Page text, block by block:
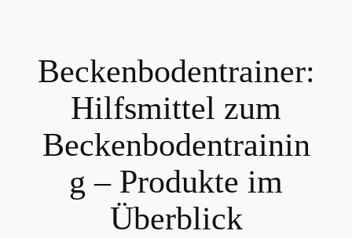
Beckenbodentrainer:
Hilfsmittel zum
Beckenbodentrainin
g – Produkte im
Überblick